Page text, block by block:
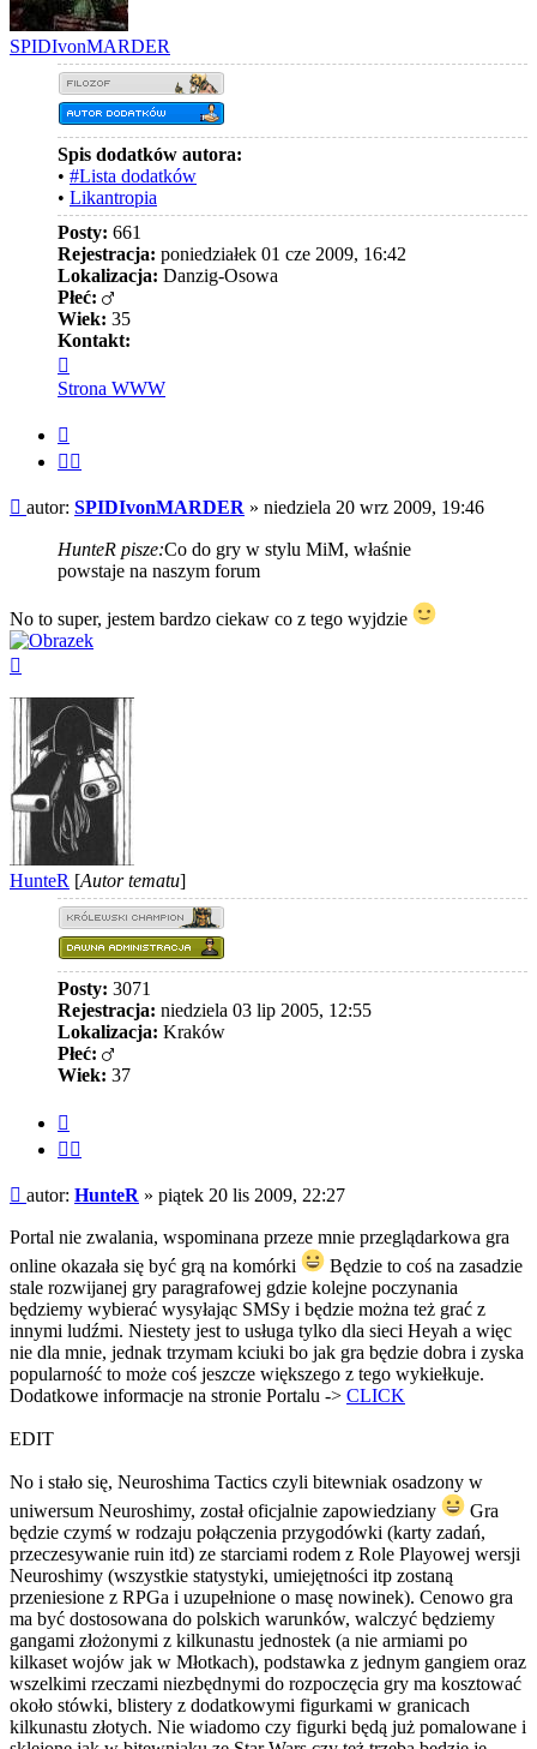
SPIDIvonMARDER
Spis dodatków autora:
• #Lista dodatków
• Likantropia
Posty: 661
Rejestracja: poniedziałek 01 cze 2009, 16:42
Lokalizacja: Danzig-Osowa
Płeć:
Wiek: 35
Kontakt:
się
z
Strona WWW
Post
autor: SPIDIvonMARDER » niedziela 20 wrz 2009, 19:46
HunteR pisze:Co do gry w stylu MiM, właśnie
powstaje na naszym forum
No to super, jestem bardzo ciekaw co z tego wyjdzie
HunteR [Autor tematu]
Posty: 3071
Rejestracja: niedziela 03 lip 2005, 12:55
Lokalizacja: Kraków
Płeć:
Wiek: 37
Post
autor: HunteR » piątek 20 lis 2009, 22:27
Portal nie zwalania, wspominana przeze mnie przeglądarkowa gra
online okazała się być grą na komórki
Będzie to coś na zasadzie
stale rozwijanej gry paragrafowej gdzie kolejne poczynania
będziemy wybierać wysyłając SMSy i będzie można też grać z
innymi ludźmi. Niestety jest to usługa tylko dla sieci Heyah a więc
nie dla mnie, jednak trzymam kciuki bo jak gra będzie dobra i zyska
popularność to może coś jeszcze większego z tego wykiełkuje.
Dodatkowe informacje na stronie Portalu -> CLICK
EDIT
No i stało się, Neuroshima Tactics czyli bitewniak osadzony w
uniwersum Neuroshimy, został oficjalnie zapowiedziany
Gra
będzie czymś w rodzaju połączenia przygodówki (karty zadań,
przeczesywanie ruin itd) ze starciami rodem z Role Playowej wersji
Neuroshimy (wszystkie statystyki, umiejętności itp zostaną
przeniesione z RPGa i uzupełnione o masę nowinek). Cenowo gra
ma być dostosowana do polskich warunków, walczyć będziemy
gangami złożonymi z kilkunastu jednostek (a nie armiami po
kilkaset wojów jak w Młotkach), podstawka z jednym gangiem oraz
wszelkimi rzeczami niezbędnymi do rozpoczęcia gry ma kosztować
około stówki, blistery z dodatkowymi figurkami w granicach
kilkunastu złotych. Nie wiadomo czy figurki będą już pomalowane i